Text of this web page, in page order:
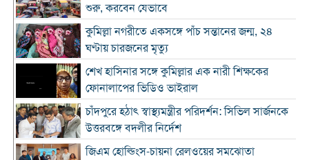
শুরু, করবেন যেভাবে
কুমিল্লা নগরীতে একসঙ্গে পাঁচ সন্তানের জন্ম, ২৪
ঘণ্টায় চারজনের মৃত্যু
শেখ হাসিনার সঙ্গে কুমিল্লার এক নারী শিক্ষকের
ফোনালাপের ভিডিও ভাইরাল
চাঁদপুরে হঠাৎ স্বাস্থ্যমন্ত্রীর পরিদর্শন: সিভিল সার্জনকে
উত্তরবঙ্গে বদলীর নির্দেশ
জিএম হোল্ডিংস-চায়না রেলওয়ের সমঝোতা